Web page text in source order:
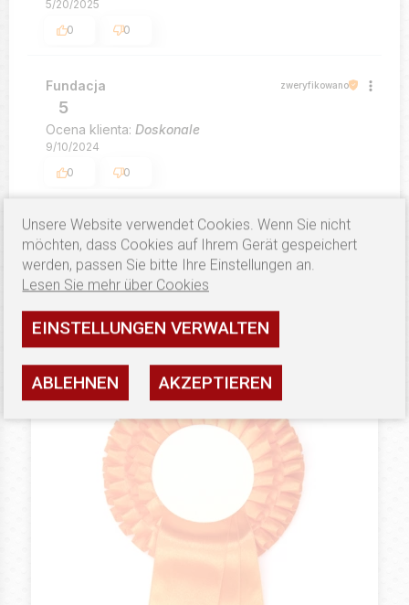
5/20/2025
0
0
Fundacja zweryfikowano
5
Ocena klienta: Doskonale
9/10/2024
0
0
ÄHNLICHE PRODUKTE
Unsere Website verwendet Cookies. Wenn Sie nicht
möchten, dass Cookies auf Ihrem Gerät gespeichert
werden, passen Sie bitte Ihre Einstellungen an.
Lesen Sie mehr über Cookies
EINSTELLUNGEN VERWALTEN
ABLEHNEN AKZEPTIEREN